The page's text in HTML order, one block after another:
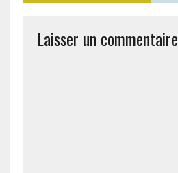
Laisser un commentaire